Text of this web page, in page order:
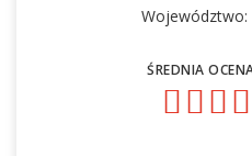
Województwo:
ŚREDNIA